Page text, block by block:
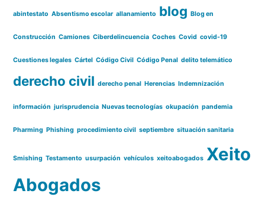
abintestato Absentismo escolar allanamiento blog Blog en
Construcción Camiones Ciberdelincuencia Coches Covid covid-19
Cuestiones legales Cártel Código Civil Código Penal delito telemático
derecho civil derecho penal Herencias Indemnización
información jurisprudencia Nuevas tecnologías okupación pandemia
Pharming Phishing procedimiento civil septiembre situación sanitaria
Smishing Testamento usurpación vehículos xeitoabogados Xeito
Abogados